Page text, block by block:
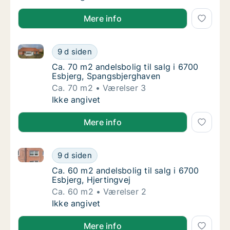
Mere info
Ca. 70 m2 andelsbolig til salg i 6700
9 d siden
Ca. 70 m2 andelsbolig til salg i 6700 Esbjerg,
Ca. 70 m2 andelsbolig til salg i 6700
Ca. 70 m2 andelsbolig til salg i 6700
Esbjerg, Spangsbjerghaven
Ca. 70 m2
Værelser 3
Ca. 70 m2 andelsbolig til salg i 6700
Ikke angivet
Mere info
Ca. 60 m2 andelsbolig til salg i 6700
9 d siden
Ca. 60 m2 andelsbolig til salg i 6700 Esbjerg,
Ca. 60 m2 andelsbolig til salg i 6700
Ca. 60 m2 andelsbolig til salg i 6700
Esbjerg, Hjertingvej
Ca. 60 m2
Værelser 2
Ca. 60 m2 andelsbolig til salg i 6700
Ikke angivet
Mere info